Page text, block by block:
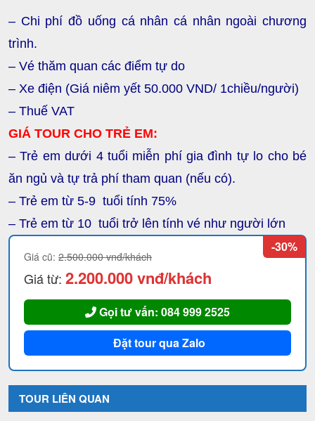
– Chi phí đồ uống cá nhân cá nhân ngoài chương
trình.
– Vé thăm quan các điểm tự do
– Xe điện (Giá niêm yết 50.000 VND/ 1chiều/người)
– Thuế VAT
GIÁ TOUR CHO TRẺ EM:
– Trẻ em dưới 4 tuổi miễn phí gia đình tự lo cho bé
ăn ngủ và tự trả phí tham quan (nếu có).
– Trẻ em từ 5-9 tuổi tính 75%
– Trẻ em từ 10 tuổi trở lên tính vé như người lớn
-30%
Giá cũ: 2.500.000 vnđ/khách
Giá từ: 2.200.000 vnđ/khách
Gọi tư vấn: 084 999 2525
Đặt tour qua Zalo
TOUR LIÊN QUAN